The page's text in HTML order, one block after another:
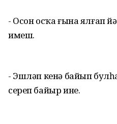
- Осон осҡа ғына ялғап
имеш.
- Эшләп кенә байып
сереп байыр ине.